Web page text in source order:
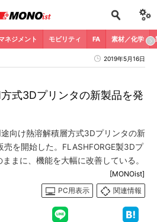
ネジメント モビリティ FA 素材／化学
2019年5月16日
式3Dプリンタの新製品を発
向け熱溶解積層方式3Dプリンタの新
を開始した。FLASHFORGE製3Dプ
まに、機能を大幅に改善している。
[MONOist]
PC用表示
関連情報